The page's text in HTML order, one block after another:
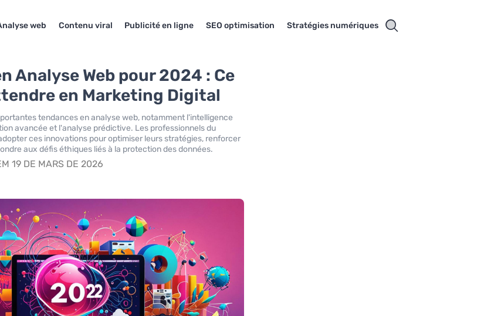
web Contenu viral Publicité en ligne SEO optimisation Stratégies numériques
Analyse Web pour 2024 : Ce
en Marketing Digital
tendances en analyse web, notamment l'intelligence
avancée et l'analyse prédictive. Les professionnels du
ces innovations pour optimiser leurs stratégies, renforcer
aux défis éthiques liés à la protection des données.
19 DE MARS DE 2026